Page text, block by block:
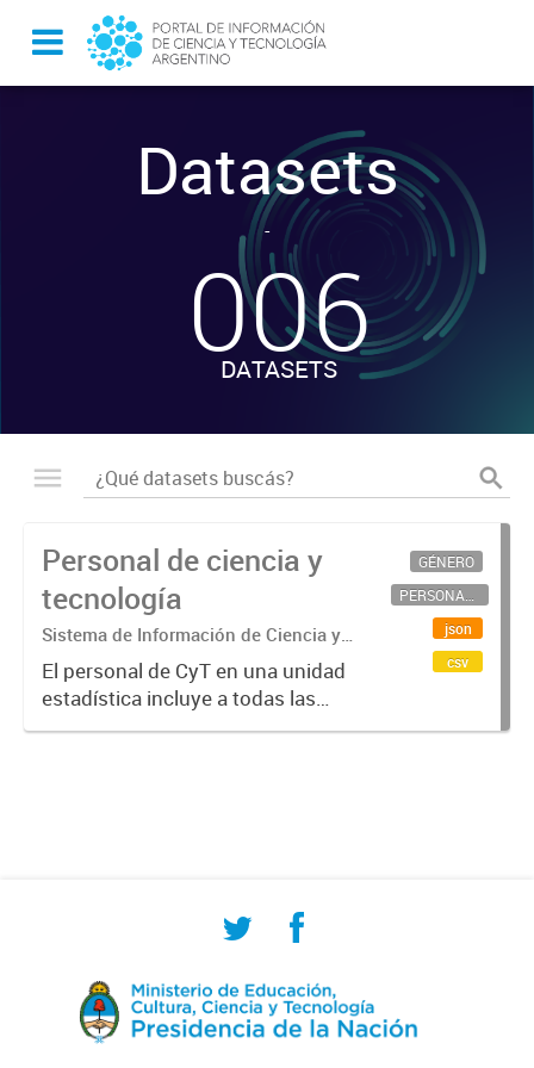
Datasets
-
006
DATASETS
Personal de ciencia y
tecnología
Sistema de Información de Ciencia y
Tecnología Argentino (SICYTAR)
El personal de CyT en una unidad
estadística incluye a todas las
personas involucradas
GÉNERO
PERSONAL CIENTÍFICO-TECNOLÓGICO
json
csv